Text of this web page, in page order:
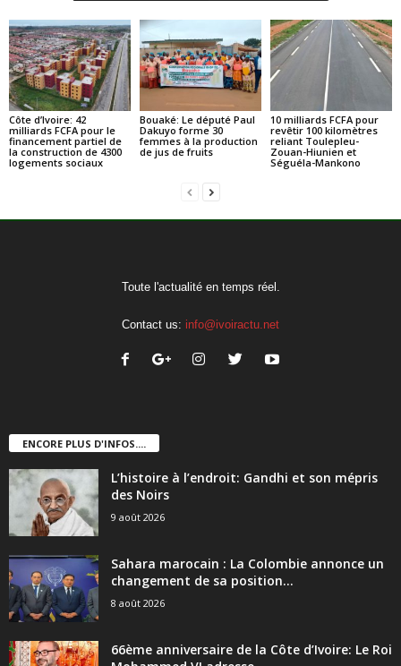
Côte d’Ivoire: 42
milliards FCFA pour le
financement partiel de
la construction de 4300
logements sociaux
Bouaké: Le député Paul
Dakuyo forme 30
femmes à la production
de jus de fruits
10 milliards FCFA pour
revêtir 100 kilomètres
reliant Toulepleu-
Zouan-Hiunien et
Séguéla-Mankono
Toute l'actualité en temps réel.
Contact us: info@ivoiractu.net
ENCORE PLUS D'INFOS....
L’histoire à l’endroit: Gandhi et son mépris
des Noirs
9 août 2026
Sahara marocain : La Colombie annonce un
changement de sa position...
8 août 2026
66ème anniversaire de la Côte d’Ivoire: Le Roi